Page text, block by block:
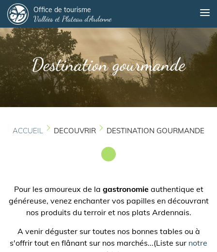
au
contenu
principal
Office de tourisme
Vallées et Plateau d'Ardenne
Destination gourmande
ACCUEIL DECOUVRIR DESTINATION GOURMANDE
Pour les amoureux de la gastronomieauthentique et
généreuse, venez enchanter vos papilles en découvrant
nos produits du terroir et nos plats Ardennais.
A venir déguster sur toutes nos bonnes tables ou à
s'offrir tout en flânant sur nos marchés...(Liste sur notre
Panneau de gestion des cookies